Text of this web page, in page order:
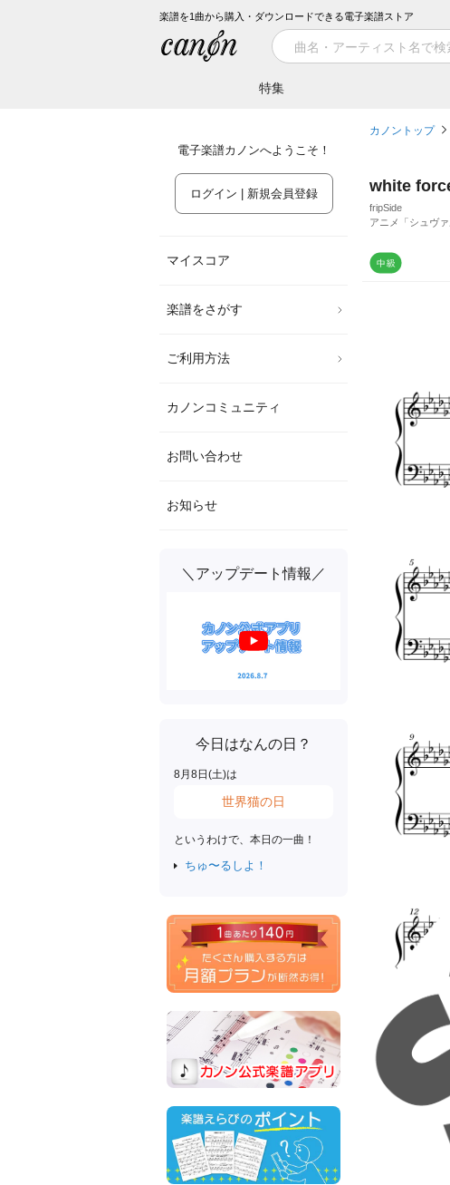
楽譜を1曲から購入・ダウンロードできる電子楽譜ストア
特集
電子楽譜カノンへようこそ！
ログイン | 新規会員登録
マイスコア
楽譜をさがす
ご利用方法
カノンコミュニティ
お問い合わせ
お知らせ
＼アップデート情報／
今日はなんの日？
8月 8日(土)は
世界猫の日
というわけで、本日の一曲！
ちゅ〜るしよ！
カノントップ
white
fripSide
アニメ「シュヴ